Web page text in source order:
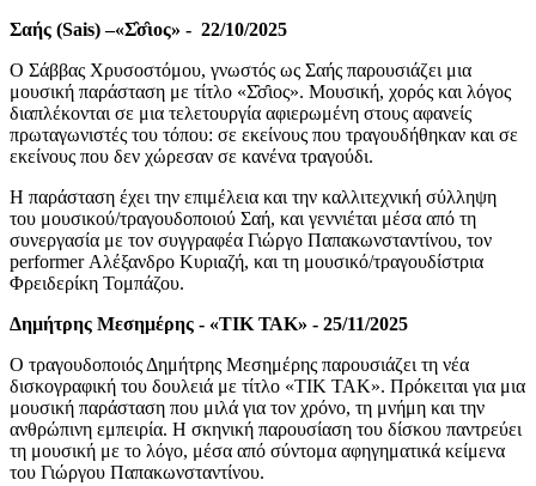
Σαής (Sais) –«Σ̑σ̑ιος» - 22/10/2025
Ο Σάββας Χρυσοστόμου, γνωστός ως Σαής παρουσιάζει μια
μουσική παράσταση με τίτλο «Σ̑σ̑ιος». Μουσική, χορός και λόγος
διαπλέκονται σε μια τελετουργία αφιερωμένη στους αφανείς
πρωταγωνιστές του τόπου: σε εκείνους που τραγουδήθηκαν και σε
εκείνους που δεν χώρεσαν σε κανένα τραγούδι.
Η παράσταση έχει την επιμέλεια και την καλλιτεχνική σύλληψη
του μουσικού/τραγουδοποιού Σαή, και γεννιέται μέσα από τη
συνεργασία με τον συγγραφέα Γιώργο Παπακωνσταντίνου, τον
performerΑλέξανδρο Κυριαζή, και τη μουσικό/τραγουδίστρια
Φρειδερίκη Τομπάζου.
Δημήτρης Μεσημέρης - «ΤΙΚ ΤΑΚ» - 25/11/2025
Ο τραγουδοποιός Δημήτρης Μεσημέρης παρουσιάζει τη νέα
δισκογραφική του δουλειά με τίτλο «ΤΙΚ ΤΑΚ». Πρόκειται για μια
μουσική παράσταση που μιλά για τον χρόνο, τη μνήμη και την
ανθρώπινη εμπειρία. Η σκηνική παρουσίαση του δίσκου παντρεύει
τη μουσική με το λόγο, μέσα από σύντομα αφηγηματικά κείμενα
του Γιώργου Παπακωνσταντίνου.